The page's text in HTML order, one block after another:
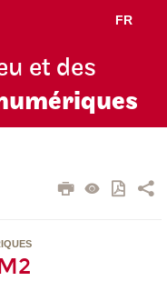
FR
et des